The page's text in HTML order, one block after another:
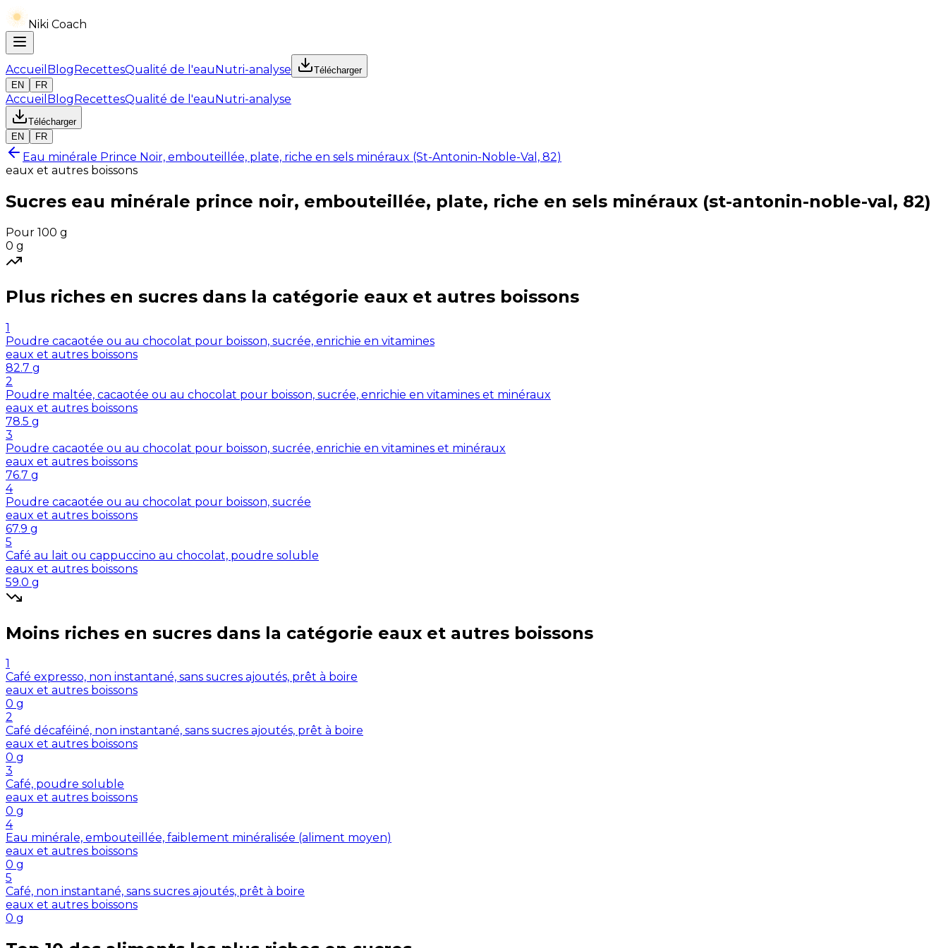
Niki Coach
Accueil BlogRecettesQualité de l'eauNutri-analyse
Télécharger
EN
FR
Accueil BlogRecettesQualité de l'eauNutri-analyse
Télécharger
EN
FR
Eau minérale Prince Noir, embouteillée, plate, riche en sels minéraux (St-Antonin-Noble-Val, 82)
eaux et autres boissons
Sucres eau minérale prince noir, embouteillée, plate, riche en sels minéraux (st-antonin-noble-val, 82)
Pour 100 g
0 g
Plus riches en sucres dans la catégorie eaux et autres boissons
1
Poudre cacaotée ou au chocolat pour boisson, sucrée, enrichie en vitamines
eaux et autres boissons
82.7 g
2
Poudre maltée, cacaotée ou au chocolat pour boisson, sucrée, enrichie en vitamines et minéraux
eaux et autres boissons
78.5 g
3
Poudre cacaotée ou au chocolat pour boisson, sucrée, enrichie en vitamines et minéraux
eaux et autres boissons
76.7 g
4
Poudre cacaotée ou au chocolat pour boisson, sucrée
eaux et autres boissons
67.9 g
5
Café au lait ou cappuccino au chocolat, poudre soluble
eaux et autres boissons
59.0 g
Moins riches en sucres dans la catégorie eaux et autres boissons
1
Café expresso, non instantané, sans sucres ajoutés, prêt à boire
eaux et autres boissons
0 g
2
Café décaféiné, non instantané, sans sucres ajoutés, prêt à boire
eaux et autres boissons
0 g
3
Café, poudre soluble
eaux et autres boissons
0 g
4
Eau minérale, embouteillée, faiblement minéralisée (aliment moyen)
eaux et autres boissons
0 g
5
Café, non instantané, sans sucres ajoutés, prêt à boire
eaux et autres boissons
0 g